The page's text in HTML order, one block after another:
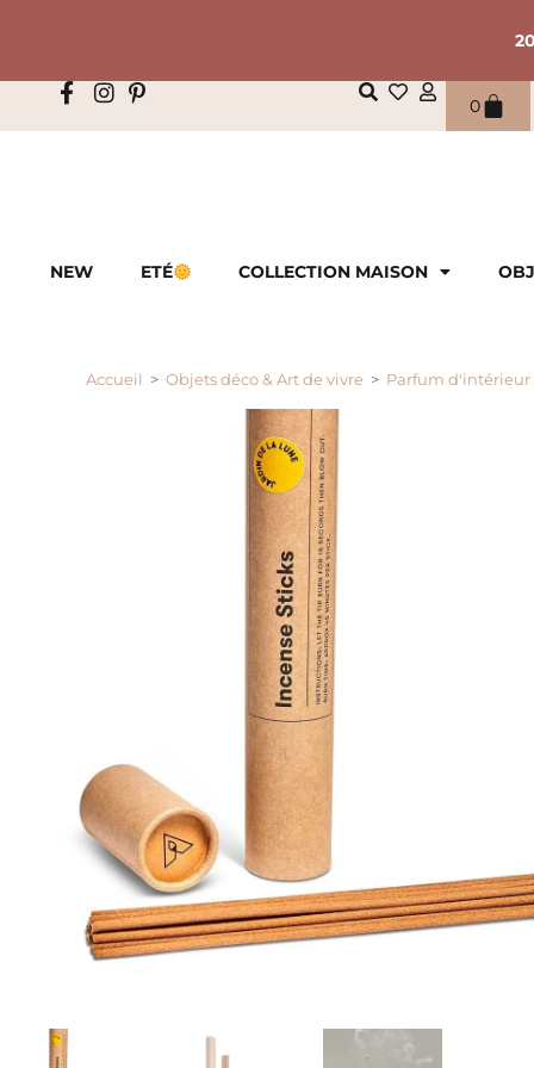
0
NEW ETÉ COLLECTION MAISON
Accueil > Objets déco & Art de vivre > Parfum d'intérieur